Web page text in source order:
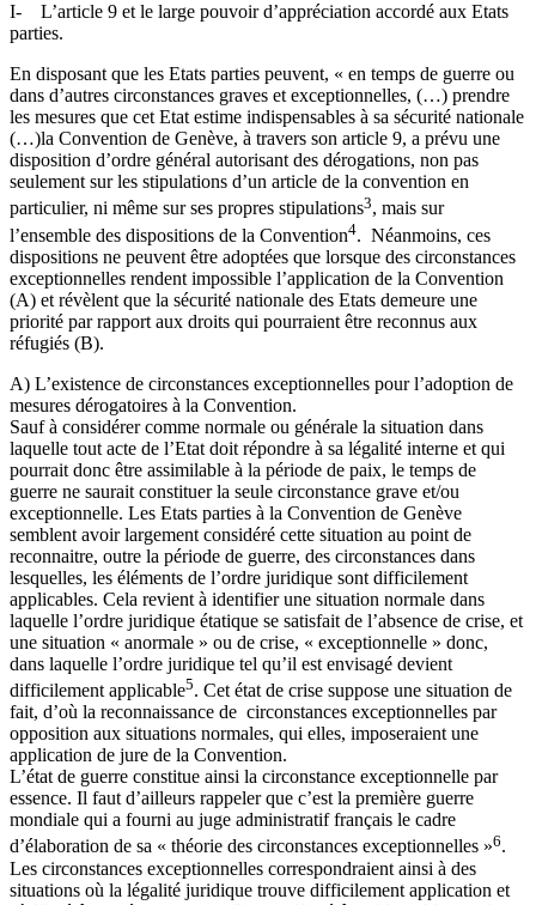
I- L’article 9 et le large pouvoir d’appréciation accordé aux Etats
parties.
En disposant que les Etats parties peuvent, « en temps de guerre ou
dans d’autres circonstances graves et exceptionnelles, (…) prendre
les mesures que cet Etat estime indispensables à sa sécurité nationale
(…)la Convention de Genève, à travers son article 9, a prévu une
disposition d’ordre général autorisant des dérogations, non pas
seulement sur les stipulations d’un article de la convention en
particulier, ni même sur ses propres stipulations3, mais sur
l’ensemble des dispositions de la Convention4. Néanmoins, ces
dispositions ne peuvent être adoptées que lorsque des circonstances
exceptionnelles rendent impossible l’application de la Convention
(A) et révèlent que la sécurité nationale des Etats demeure une
priorité par rapport aux droits qui pourraient être reconnus aux
réfugiés (B).
A) L’existence de circonstances exceptionnelles pour l’adoption de
mesures dérogatoires à la Convention.
Sauf à considérer comme normale ou générale la situation dans
laquelle tout acte de l’Etat doit répondre à sa légalité interne et qui
pourrait donc être assimilable à la période de paix, le temps de
guerre ne saurait constituer la seule circonstance grave et/ou
exceptionnelle. Les Etats parties à la Convention de Genève
semblent avoir largement considéré cette situation au point de
reconnaitre, outre la période de guerre, des circonstances dans
lesquelles, les éléments de l’ordre juridique sont difficilement
applicables. Cela revient à identifier une situation normale dans
laquelle l’ordre juridique étatique se satisfait de l’absence de crise, et
une situation « anormale » ou de crise, « exceptionnelle » donc,
dans laquelle l’ordre juridique tel qu’il est envisagé devient
difficilement applicable5. Cet état de crise suppose une situation de
fait, d’où la reconnaissance de circonstances exceptionnelles par
opposition aux situations normales, qui elles, imposeraient une
application de jure de la Convention.
L’état de guerre constitue ainsi la circonstance exceptionnelle par
essence. Il faut d’ailleurs rappeler que c’est la première guerre
mondiale qui a fourni au juge administratif français le cadre
d’élaboration de sa « théorie des circonstances exceptionnelles »6.
Les circonstances exceptionnelles correspondraient ainsi à des
situations où la légalité juridique trouve difficilement application et